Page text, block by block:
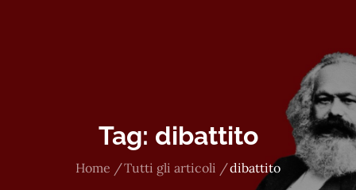
Tag: dibattito
Home Tutti gli articoli dibattito